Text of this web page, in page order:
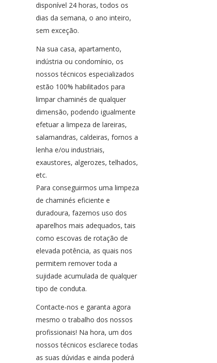
disponível 24 horas, todos os
dias da semana, o ano inteiro,
sem exceção.
Na sua casa, apartamento,
indústria ou condomínio, os
nossos técnicos especializados
estão 100% habilitados para
limpar chaminés de qualquer
dimensão, podendo igualmente
efetuar a limpeza de lareiras,
salamandras, caldeiras, fornos a
lenha e/ou industriais,
exaustores, algerozes, telhados,
etc.
Para conseguirmos uma limpeza
de chaminés eficiente e
duradoura, fazemos uso dos
aparelhos mais adequados, tais
como escovas de rotação de
elevada potência, as quais nos
permitem remover toda a
sujidade acumulada de qualquer
tipo de conduta.
Contacte-nos e garanta agora
mesmo o trabalho dos nossos
profissionais! Na hora, um dos
nossos técnicos esclarece todas
as suas dúvidas e ainda poderá